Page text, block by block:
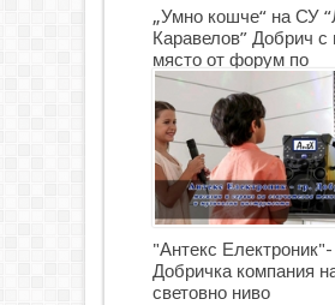
„Умно кошче“ на СУ
Каравелов” Добрич с
място от форум по
роботика
"Антекс Електроник"-
Добричка компания
световно ниво